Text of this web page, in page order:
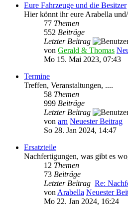
Eure Fahrzeuge und die Besitzer
Hier könnt ihr eure Arabella
77 Themen
552 Beiträge
Letzter Beitrag
von Gerald & Thomas
Mo 15. Mai 2023, 07:43
Termine
Treffen, Veranstaltungen, ....
58 Themen
999 Beiträge
Letzter Beitrag
von arn Neuester Beitrag
So 28. Jan 2024, 14:47
Ersatzteile
Nachfertigungen, was gibt es
12 Themen
73 Beiträge
Letzter Beitrag Re:
von Arabella Neuester
Mo 22. Jan 2024, 16:24